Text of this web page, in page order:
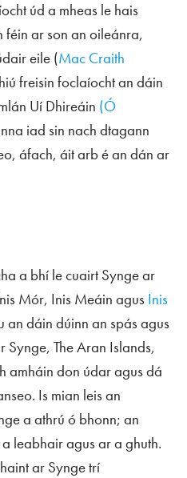
úd a mheas le hais
ar son an oileánra,
eile (Mac Craith
freisin foclaíocht an dáin
Uí Dhireáin (Ó
iad sin nach dtagann
áfach, áit arb é an dán ar
a bhí le cuairt Synge ar
Mór, Inis Meáin agus Inis
an dáin dúinn an spás agus
Synge, The Aran Islands,
amháin don údar agus dá
Is mian leis an
a athrú ó bhonn; an
leabhair agus ar a ghuth.
ar Synge trí